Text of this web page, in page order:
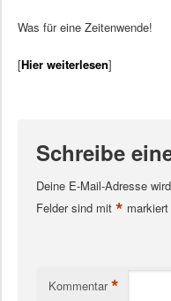
Was für eine Zeitenwende!
[Hier weiterlesen]
Schreibe
Deine E-Mail-Adresse
Felder sind mit * markiert
Kommentar *